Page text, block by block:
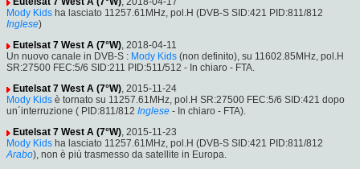
Mody Kids ha lasciato 11257.61MHz, pol.H (DVB-S SID:421 PID:811/812
Inglese)
Eutelsat 7 West A (7°W), 2018-04-11
Un nuovo canale in DVB-S : Mody Kids (non definito), su 11602.85MHz, pol.H
SR:27500 FEC:5/6 SID:211 PID:511/512 - In chiaro - FTA.
Eutelsat 7 West A (7°W), 2015-11-24
Mody Kids è tornato su 11257.61MHz, pol.H SR:27500 FEC:5/6 SID:421 dopo
un´interruzione ( PID:811/812 Inglese - In chiaro - FTA).
Eutelsat 7 West A (7°W), 2015-11-23
Mody Kids ha lasciato 11257.61MHz, pol.H (DVB-S SID:421 PID:811/812
Arabo), non è più trasmesso da satellite in Europa.